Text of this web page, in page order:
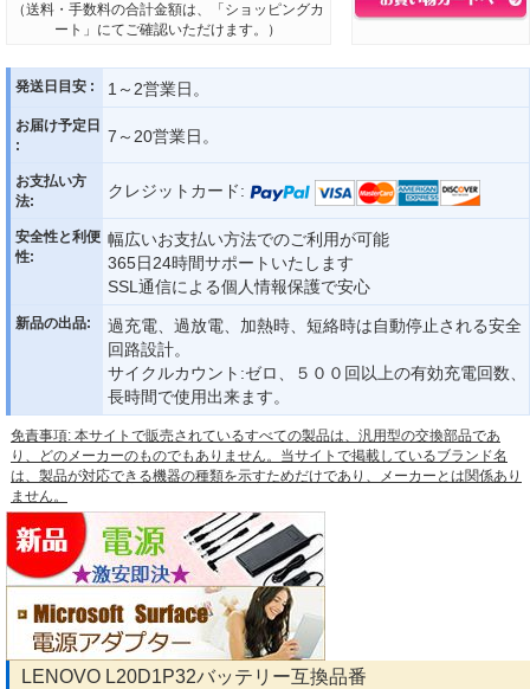
（送料・手数料の合計金額は、「ショッピングカ
ート」にてご確認いただけます。）
発送日目安 : 1～2営業日。
お届け予定日
:
7～20営業日。
お支払い方
法:
クレジットカード:
安全性と利便
性:
幅広いお支払い方法でのご利用が可能
365日24時間サポートいたします
SSL通信による個人情報保護で安心
新品の出品:
過充電、過放電、加熱時、短絡時は自動停止される安全
回路設計。
サイクルカウント:ゼロ、５００回以上の有効充電回数、
長時間で使用出来ます。
免責事項: 本サイトで販売されているすべての製品は、汎用型の交換部品であ
り、どのメーカーのものでもありません。当サイトで掲載しているブランド名
は、製品が対応できる機器の種類を示すためだけであり、メーカーとは関係あり
ません。
LENOVO L20D1P32バッテリー互換品番